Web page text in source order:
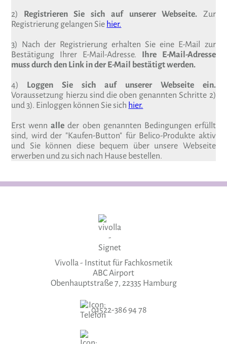
2) Registrieren Sie sich auf unserer Webseite. Zur
Registrierung gelangen Siehier.
3) Nach der Registrierung erhalten Sie eine E-Mail zur
Bestätigung Ihrer E-Mail-Adresse. Ihre E-Mail-Adresse
muss durch den Link in der E-Mail bestätigt werden.
4) Loggen Sie sich auf unserer Webseite ein.
Voraussetzung hierzu sind die oben genannten Schritte 2)
und 3). Einloggen können Sie sich hier.
Erst wennalle der oben genannten Bedingungen erfüllt
sind, wird der "Kaufen-Button" für Belico-Produkte aktiv
und Sie können diese bequem über unsere Webseite
erwerben und zu sich nach Hause bestellen.
Vivolla - Institut für Fachkosmetik
ABC Airport
Obenhauptstraße 7, 22335 Hamburg
01522-386 94 78